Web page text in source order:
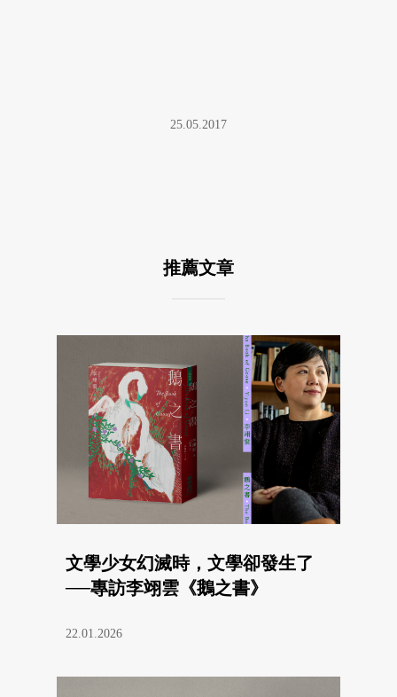
25.05.2017
推薦文章
文學少女幻滅時，文學卻發生了
──專訪李翊雲《鵝之書》
22.01.2026